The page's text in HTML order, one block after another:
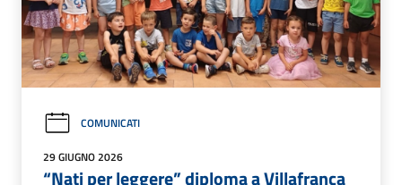
COMUNICATI
29 GIUGNO 2026
“Nati per leggere” diploma a Villafranca